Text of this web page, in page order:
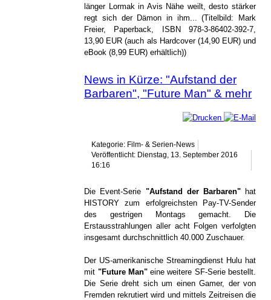
länger Lormak in Avis Nähe weilt, desto stärker
regt sich der Dämon in ihm... (Titelbild: Mark
Freier, Paperback, ISBN 978-3-86402-392-7,
13,90 EUR (auch als Hardcover (14,90 EUR) und
eBook (8,99 EUR) erhältlich))
News in Kürze: "Aufstand der
Barbaren", "Future Man" & mehr
Kategorie: Film- & Serien-News
Veröffentlicht: Dienstag, 13. September 2016
16:16
Die Event-Serie "Aufstand der Barbaren"hat
HISTORY zum erfolgreichsten Pay-TV-Sender
des gestrigen Montags gemacht. Die
Erstausstrahlungen aller acht Folgen verfolgten
insgesamt durchschnittlich 40.000 Zuschauer.
Der US-amerikanische Streamingdienst Hulu hat
mit "Future Man"eine weitere SF-Serie bestellt.
Die Serie dreht sich um einen Gamer, der von
Fremden rekrutiert wird und mittels Zeitreisen die